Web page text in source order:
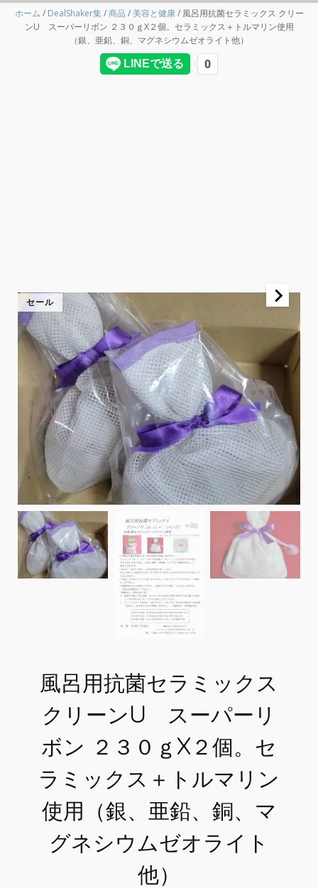
ホーム / DealShaker集/商品 /美容と健康/ 風呂用抗菌セラミックス クリー
ンU スーパーリボン ２３０ｇX２個。セラミックス＋トルマリン使用
（銀、亜鉛、銅、マグネシウムゼオライト他）
セール
風呂用抗菌セラミックス
クリーンU スーパーリ
ボン ２３０ｇX２個。セ
ラミックス＋トルマリン
使用（銀、亜鉛、銅、マ
グネシウムゼオライト
他）